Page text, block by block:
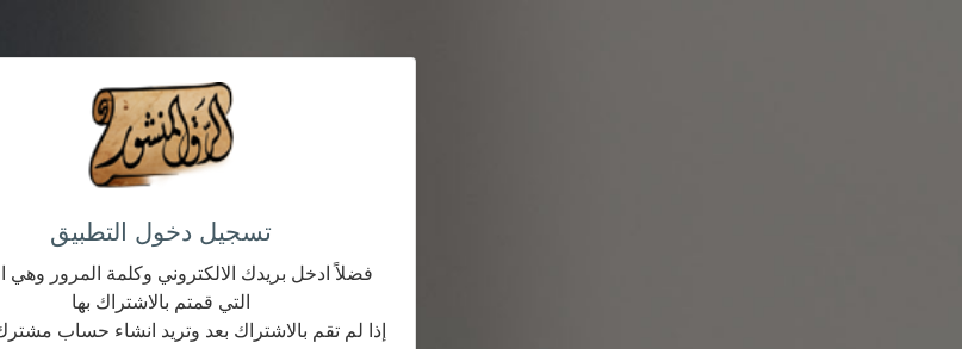
تسجيل دخول التطبيق
فضلاً ادخل بريدك الالكتروني وكلمة المرور وهي
التي قمتم بالاشتراك بها
إذا لم تقم بالاشتراك بعد وتريد انشاء حساب